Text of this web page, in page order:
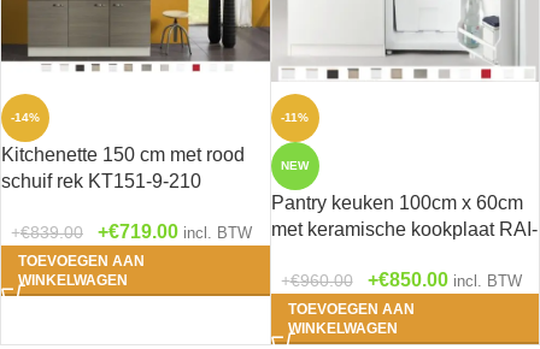
-14%
Kitchenette 150 cm met rood
schuif rek KT151-9-210
€839.00 €719.00 incl. BTW
TOEVOEGEN AAN
WINKELWAGEN
-11%
NEW
Pantry keuken 100cm x 60cm
met keramische kookplaat RAI-
€960.00 €850.00 incl. BTW
TOEVOEGEN AAN
WINKELWAGEN